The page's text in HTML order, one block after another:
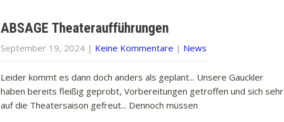
ABSAGE Theateraufführungen
September 19, 2024| Keine Kommentare | News
Leider kommt es dann doch anders als geplant... Unsere Gauckler
haben bereits fleißig geprobt, Vorbereitungen getroffen und sich sehr
auf die Theatersaison gefreut... Dennoch müssen